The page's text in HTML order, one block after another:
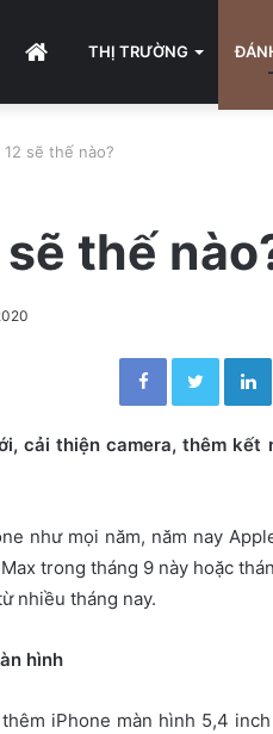
HOMETHỊ TRƯỜNG
12 sẽ thế nào?
thế
Facebook Twitter
cải thiện camera, thêm
như mọi năm, năm nay
trong tháng 9 này hoặc
nhiều tháng nay.
hình
iPhone màn hình 5,4